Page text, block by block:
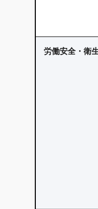
労働安全・衛